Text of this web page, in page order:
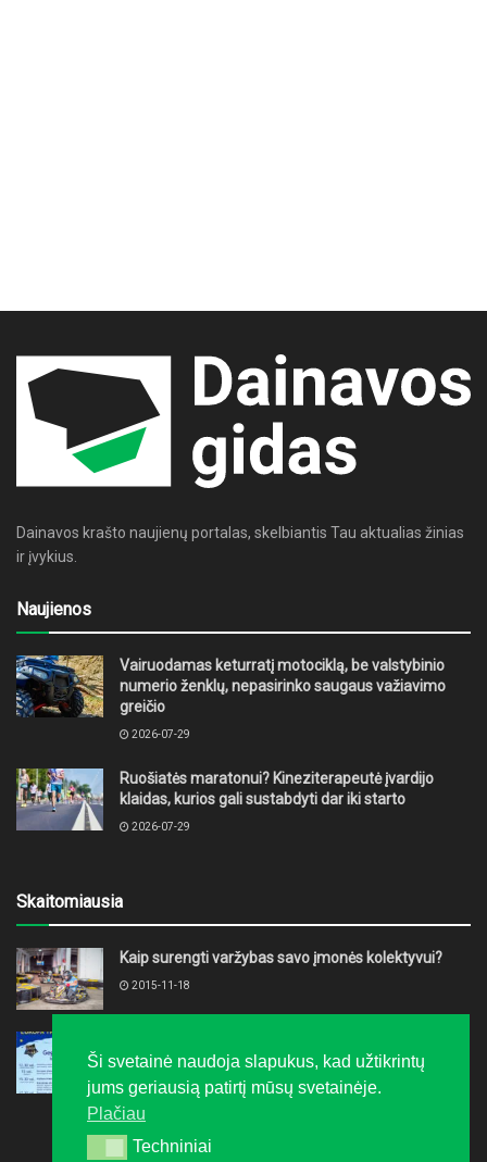
Dainavos krašto naujienų portalas, skelbiantis Tau aktualias žinias
ir įvykius.
Naujienos
Vairuodamas keturratį motociklą, be valstybinio
numerio ženklų, nepasirinko saugaus važiavimo
greičio
2026-07-29
Ruošiatės maratonui? Kineziterapeutė įvardijo
klaidas, kurios gali sustabdyti dar iki starto
2026-07-29
Skaitomiausia
Kaip surengti varžybas savo įmonės kolektyvui?
2015-11-18
2017-04-24
Ši svetainė naudoja slapukus, kad užtikrintų
jums geriausią patirtį mūsų svetainėje.
Plačiau
Techniniai
Techniniai